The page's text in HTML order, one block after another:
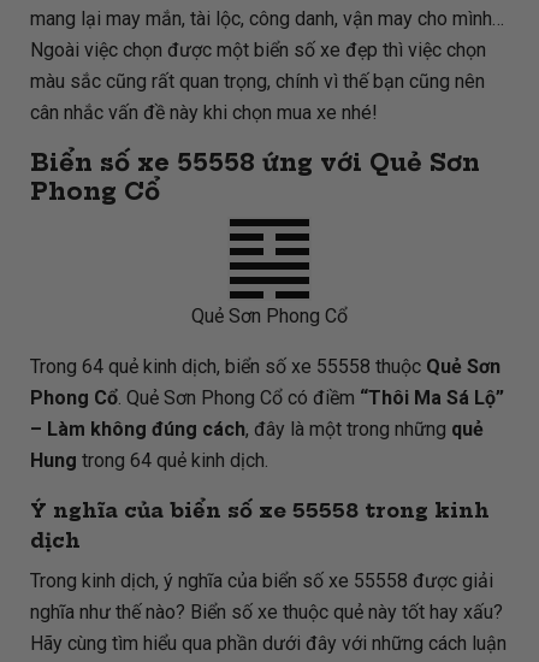
mang lại may mắn, tài lộc, công danh, vận may cho mình…
Ngoài việc chọn được một biển số xe đẹp thì việc chọn
màu sắc cũng rất quan trọng, chính vì thế bạn cũng nên
cân nhắc vấn đề này khi chọn mua xe nhé!
Biển số xe 55558 ứng với Quẻ Sơn
Phong Cổ
Quẻ Sơn Phong Cổ
Trong 64 quẻ kinh dịch, biển số xe 55558 thuộc Quẻ Sơn
Phong Cổ. Quẻ Sơn Phong Cổ có điềm “Thôi Ma Sá Lộ”
– Làm không đúng cách, đây là một trong những quẻ
Hung trong 64 quẻ kinh dịch.
Ý nghĩa của biển số xe 55558 trong kinh
dịch
Trong kinh dịch, ý nghĩa của biển số xe 55558 được giải
nghĩa như thế nào? Biển số xe thuộc quẻ này tốt hay xấu?
Hãy cùng tìm hiểu qua phần dưới đây với những cách luận